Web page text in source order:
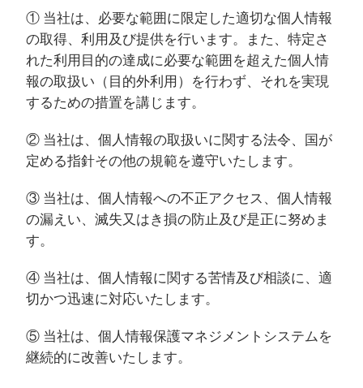
① 当社は、必要な範囲に限定した適切な個人情報
の取得、利用及び提供を行います。また、特定さ
れた利用目的の達成に必要な範囲を超えた個人情
報の取扱い（目的外利用）を行わず、それを実現
するための措置を講じます。
② 当社は、個人情報の取扱いに関する法令、国が
定める指針その他の規範を遵守いたします。
③ 当社は、個人情報への不正アクセス、個人情報
の漏えい、滅失又はき損の防止及び是正に努めま
す。
④ 当社は、個人情報に関する苦情及び相談に、適
切かつ迅速に対応いたします。
⑤ 当社は、個人情報保護マネジメントシステムを
継続的に改善いたします。